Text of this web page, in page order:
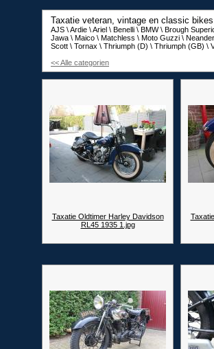
Taxatie veteran, vintage en classic bikes
AJS \ Ardie \ Ariel \ Benelli \ BMW \ Brough
Jawa \ Maico \ Matchless \ Moto Guzzi \
Scott \ Tornax \ Thriumph (D) \ Thriumph (GB) \
<< Alle categorien
Taxatie Oldtimer Harley Davidson
RL45 1935 1.jpg